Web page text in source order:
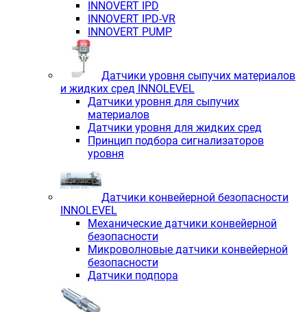
INNOVERT IРD
INNOVERT IРD-VR
INNOVERT PUMP
Датчики уровня сыпучих материалов
и жидких сред INNOLEVEL
Датчики уровня для сыпучих
материалов
Датчики уровня для жидких сред
Принцип подбора сигнализаторов
уровня
Датчики конвейерной безопасности
INNOLEVEL
Механические датчики конвейерной
безопасности
Микроволновые датчики конвейерной
безопасности
Датчики подпора